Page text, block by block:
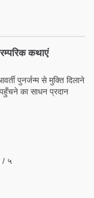
कथाएं
पुनर्जन्म से मुक्ति दिलाने
पहुँचने का साधन प्रदान
/ ५